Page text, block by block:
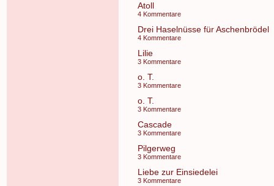
Atoll
4 Kommentare
Drei Haselnüsse für Aschenbrödel
4 Kommentare
Lilie
3 Kommentare
o. T.
3 Kommentare
o. T.
3 Kommentare
Cascade
3 Kommentare
Pilgerweg
3 Kommentare
Liebe zur Einsiedelei
3 Kommentare